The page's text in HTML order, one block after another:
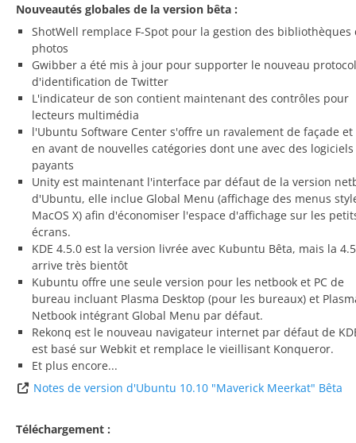
Nouveautés globales de la version bêta :
ShotWell remplace F-Spot pour la gestion des bibliothèques
photos
Gwibber a été mis à jour pour supporter le nouveau
d'identification de Twitter
L'indicateur de son contient maintenant des contrôles pour
lecteurs multimédia
l'Ubuntu Software Center s'offre un ravalement de façade et
en avant de nouvelles catégories dont une avec des logiciels
payants
Unity est maintenant l'interface par défaut de la version
d'Ubuntu, elle inclue Global Menu (affichage des menus
MacOS X) afin d'économiser l'espace d'affichage sur les
écrans.
KDE 4.5.0 est la version livrée avec Kubuntu Bêta, mais la
arrive très bientôt
Kubuntu offre une seule version pour les netbook et PC de
bureau incluant Plasma Desktop (pour les bureaux) et
Netbook intégrant Global Menu par défaut.
Rekonq est le nouveau navigateur internet par défaut de
est basé sur Webkit et remplace le vieillisant Konqueror.
Et plus encore...
Notes de version d'Ubuntu 10.10 "Maverick Meerkat" Bêta
Téléchargement :